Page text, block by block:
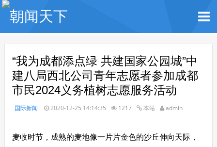
“我为成都添点绿 共建国家公园城”中
建八局西北公司青年志愿者参加成都
市民2024义务植树志愿服务活动
国际新闻 2020-12-25 14:14:35 1217 本站 admin
麦收时节，成熟的麦地像一片片金色的沙丘伸向天际，